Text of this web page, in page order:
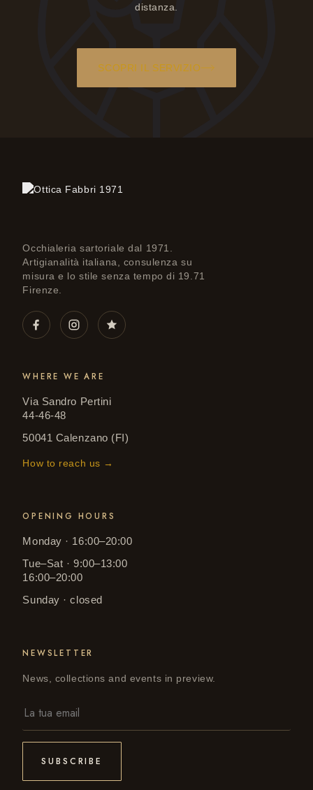
distanza.
SCOPRI IL SERVIZIO
Occhialeria sartoriale dal 1971.
Artigianalità italiana, consulenza su
misura e lo stile senza tempo di 19.71
Firenze.
WHERE WE ARE
Via Sandro Pertini
44-46-48
50041 Calenzano (FI)
How to reach us →
OPENING HOURS
Monday · 16:00–20:00
Tue–Sat · 9:00–13:00
16:00–20:00
Sunday · closed
NEWSLETTER
News, collections and events in preview.
SUBSCRIBE